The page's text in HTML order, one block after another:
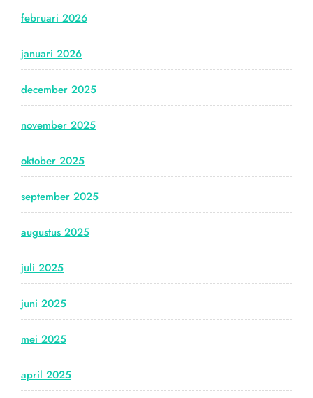
februari 2026
januari 2026
december 2025
november 2025
oktober 2025
september 2025
augustus 2025
juli 2025
juni 2025
mei 2025
april 2025